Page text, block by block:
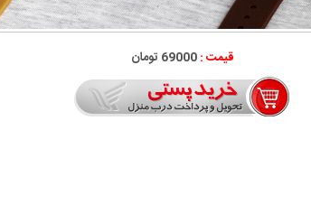
قیمت :69000 تومان